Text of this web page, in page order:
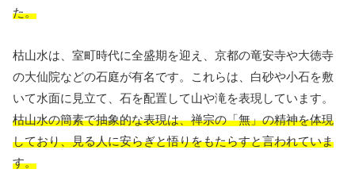
た。
枯山水は、室町時代に全盛期を迎え、京都の竜安寺や大徳寺
の大仙院などの石庭が有名です。これらは、白砂や小石を敷
いて水面に見立て、石を配置して山や滝を表現しています。
枯山水の簡素で抽象的な表現は、禅宗の「無」の精神を体現
しており、見る人に安らぎと悟りをもたらすと言われていま
す。